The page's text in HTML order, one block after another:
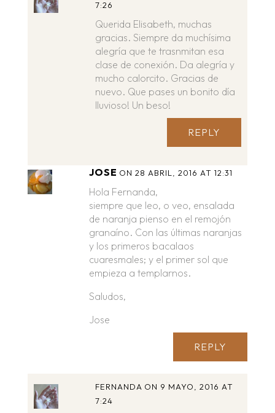
7:26
Querida Elisabeth, muchas
gracias. Siempre da muchísima
alegría que te trasnmitan esa
clase de conexión. Da alegría y
mucho calorcito. Gracias de
nuevo. Que pases un bonito día
lluvioso! Un beso!
REPLY
JOSE ON 28 ABRIL, 2016 AT 12:31
Hola Fernanda,
siempre que leo, o veo, ensalada
de naranja pienso en el remojón
granaíno. Con las últimas naranjas
y los primeros bacalaos
cuaresmales; y el primer sol que
empieza a templarnos.
Saludos,
Jose
REPLY
FERNANDA ON 9 MAYO, 2016 AT
7:24